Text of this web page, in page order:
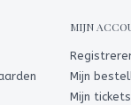
MIJN
Mijn
Mijn tickets